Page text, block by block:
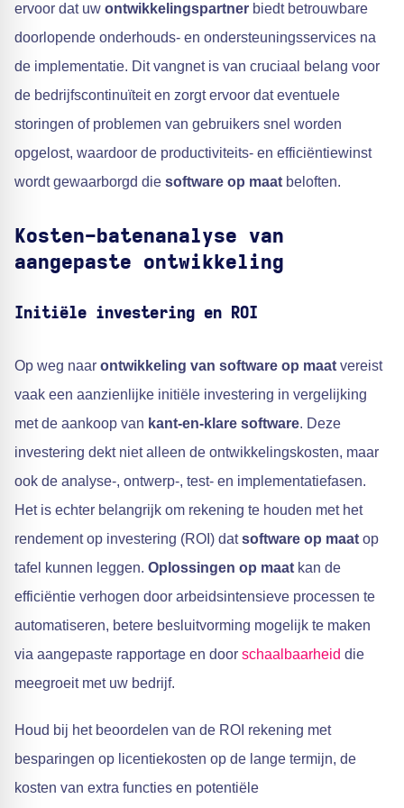
ervoor dat uw ontwikkelingspartner biedt betrouwbare
doorlopende onderhouds- en ondersteuningsservices na
de implementatie. Dit vangnet is van cruciaal belang voor
de bedrijfscontinuïteit en zorgt ervoor dat eventuele
storingen of problemen van gebruikers snel worden
opgelost, waardoor de productiviteits- en efficiëntiewinst
wordt gewaarborgd die software op maat beloften.
Kosten-batenanalyse van
aangepaste ontwikkeling
Initiële investering en ROI
Op weg naar ontwikkeling van software op maat vereist
vaak een aanzienlijke initiële investering in vergelijking
met de aankoop van kant-en-klare software. Deze
investering dekt niet alleen de ontwikkelingskosten, maar
ook de analyse-, ontwerp-, test- en implementatiefasen.
Het is echter belangrijk om rekening te houden met het
rendement op investering (ROI) datsoftware op maat op
tafel kunnen leggen. Oplossingen op maat kan de
efficiëntie verhogen door arbeidsintensieve processen te
automatiseren, betere besluitvorming mogelijk te maken
via aangepaste rapportage en door schaalbaarheid die
meegroeit met uw bedrijf.
Houd bij het beoordelen van de ROI rekening met
besparingen op licentiekosten op de lange termijn, de
kosten van extra functies en potentiële